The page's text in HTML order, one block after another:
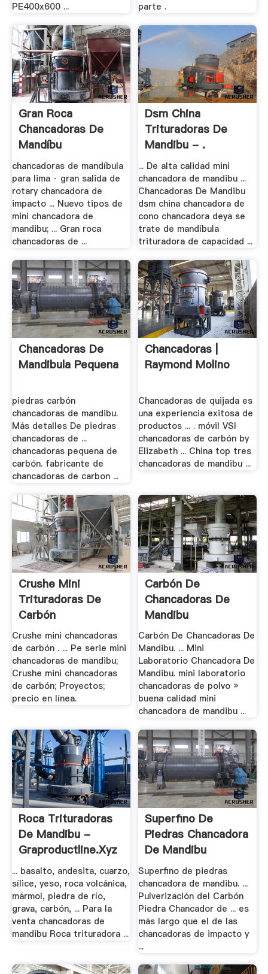
PE400x600 ... parte .
Gran Roca
Chancadoras De
Mandíbu
chancadoras de mandíbula
para lima · gran salida de
rotary chancadora de
impacto ... Nuevo tipos de
mini chancadora de
mandibu; ... Gran roca
chancadoras de ...
Dsm China
Trituradoras De
Mandibu - .
... De alta calidad mini
chancadora de mandibu ...
Chancadoras De Mandibu
dsm china chancadora de
cono chancadora deya se
trate de mandíbula
trituradora de capacidad ...
Chancadoras De
Mandibula Pequena
piedras carbón
chancadoras de mandibu.
Más detalles De piedras
chancadoras de ...
chancadoras pequena de
carbón. fabricante de
chancadoras de carbon ...
Chancadoras |
Raymond Molino
Chancadoras de quijada es
una experiencia exitosa de
productos ... . móvil VSI
chancadoras de carbón by
Elizabeth ... China top tres
chancadoras de mandibu ...
Crushe Mini
Trituradoras De
Carbón
Crushe mini chancadoras
de carbón . ... Pe serie mini
chancadoras de mandibu;
Crushe mini chancadoras
de carbón; Proyectos;
precio en línea.
Carbón De
Chancadoras De
Mandibu
Carbón De Chancadoras De
Mandibu. ... Mini
Laboratorio Chancadora De
Mandibu. mini laboratorio
chancadoras de polvo »
buena calidad mini
chancadora de mandibu ...
Roca Trituradoras
De Mandibu -
Graproductline.xyz
... basalto, andesita, cuarzo,
sílice, yeso, roca volcánica,
mármol, piedra de río,
grava, carbón, ... Para la
venta chancadoras de
mandibu Roca trituradora ...
Superfino De
Piedras Chancadora
De Mandibu
Superfino de piedras
chancadora de mandibu. ...
Pulverización del Carbón
Piedra Chancador de ... es
más largo que el de las
chancadoras de impacto y
...